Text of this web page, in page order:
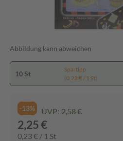
Abbildung kann abweichen
10 St
Spartipp
(0,23 € / 1 St)
-13% UVP: 2,58 €
2,25 €
0,23 € / 1 St